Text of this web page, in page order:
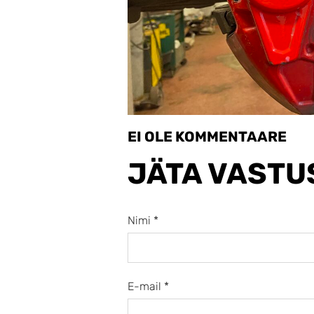
EI OLE KOMMENTAARE
JÄTA
Nimi *
E-mail *